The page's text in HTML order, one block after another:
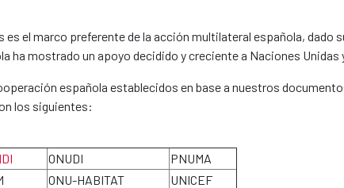
es el marco preferente de la acción multilateral española,
ha mostrado un apoyo decidido y creciente a Naciones Unidas
española establecidos en base a nuestros
los siguientes:
ONUDI
PNUMA
ONU-HABITAT
UNICEF